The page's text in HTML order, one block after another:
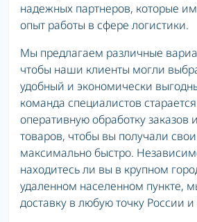
надежных партнеров, которые
опыт работы в сфере логистики.
Мы предлагаем различные
чтобы наши клиенты могли
удобный и экономически
команда специалистов
оперативную обработку заказов
товаров, чтобы вы получали
максимально быстро.
находитесь ли вы в крупном
удаленном населенном пункте,
доставку в любую точку России